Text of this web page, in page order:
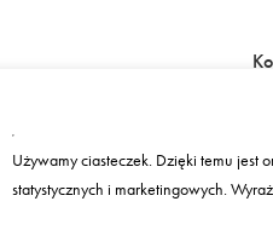
Używamy ciasteczek. Dzięki temu jest
statystycznych i marketingowych.